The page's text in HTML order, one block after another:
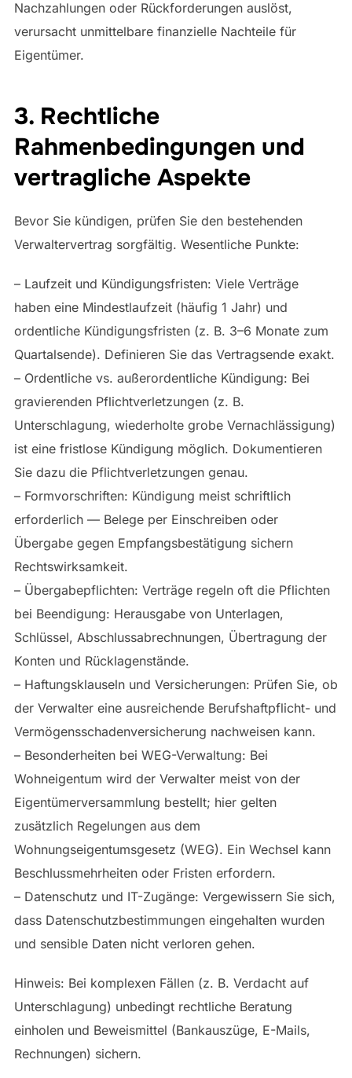
Nachzahlungen oder Rückforderungen auslöst,
verursacht unmittelbare finanzielle Nachteile für
Eigentümer.
3. Rechtliche
Rahmenbedingungen und
vertragliche Aspekte
Bevor Sie kündigen, prüfen Sie den bestehenden
Verwaltervertrag sorgfältig. Wesentliche Punkte:
– Laufzeit und Kündigungsfristen: Viele Verträge
haben eine Mindestlaufzeit (häufig 1 Jahr) und
ordentliche Kündigungsfristen (z. B. 3–6 Monate zum
Quartalsende). Definieren Sie das Vertragsende exakt.
– Ordentliche vs. außerordentliche Kündigung: Bei
gravierenden Pflichtverletzungen (z. B.
Unterschlagung, wiederholte grobe Vernachlässigung)
ist eine fristlose Kündigung möglich. Dokumentieren
Sie dazu die Pflichtverletzungen genau.
– Formvorschriften: Kündigung meist schriftlich
erforderlich — Belege per Einschreiben oder
Übergabe gegen Empfangsbestätigung sichern
Rechtswirksamkeit.
– Übergabepflichten: Verträge regeln oft die Pflichten
bei Beendigung: Herausgabe von Unterlagen,
Schlüssel, Abschlussabrechnungen, Übertragung der
Konten und Rücklagenstände.
– Haftungsklauseln und Versicherungen: Prüfen Sie, ob
der Verwalter eine ausreichende Berufshaftpflicht- und
Vermögensschadenversicherung nachweisen kann.
– Besonderheiten bei WEG-Verwaltung: Bei
Wohneigentum wird der Verwalter meist von der
Eigentümerversammlung bestellt; hier gelten
zusätzlich Regelungen aus dem
Wohnungseigentumsgesetz (WEG). Ein Wechsel kann
Beschlussmehrheiten oder Fristen erfordern.
– Datenschutz und IT-Zugänge: Vergewissern Sie sich,
dass Datenschutzbestimmungen eingehalten wurden
und sensible Daten nicht verloren gehen.
Hinweis: Bei komplexen Fällen (z. B. Verdacht auf
Unterschlagung) unbedingt rechtliche Beratung
einholen und Beweismittel (Bankauszüge, E-Mails,
Rechnungen) sichern.